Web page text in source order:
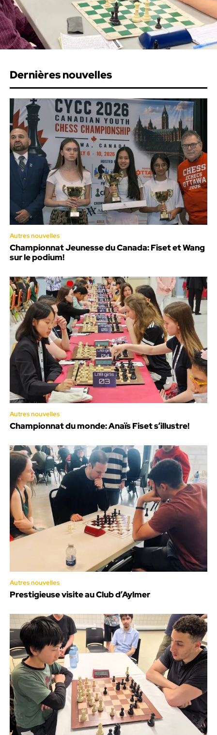
Dernières nouvelles
Autres nouvelles
Championnat Jeunesse du Canada: Fiset et Wang
sur le podium!
Autres nouvelles
Championnat du monde: Anaïs Fiset s’illustre!
Autres nouvelles
Prestigieuse visite au Club d’Aylmer